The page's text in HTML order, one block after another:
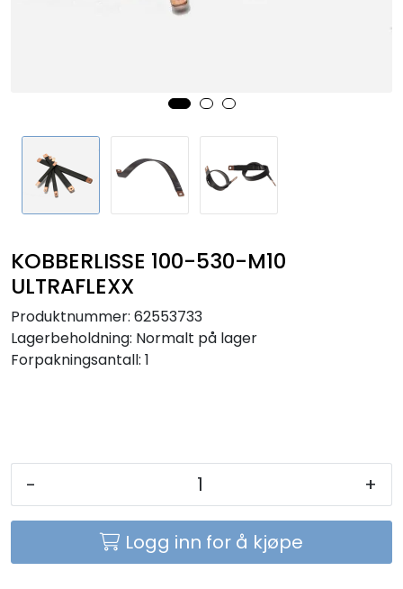
KOBBERLISSE 100-530-M10
ULTRAFLEXX
Produktnummer: 62553733
Lagerbeholdning: Normalt på lager
Forpakningsantall: 1
- +
Logg inn for å kjøpe